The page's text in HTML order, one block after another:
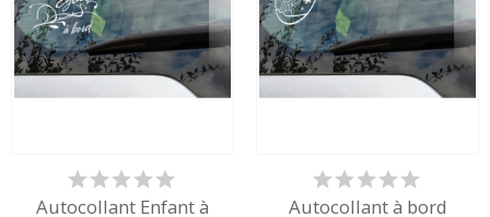
Autocollant Enfant à Autocollant à bord